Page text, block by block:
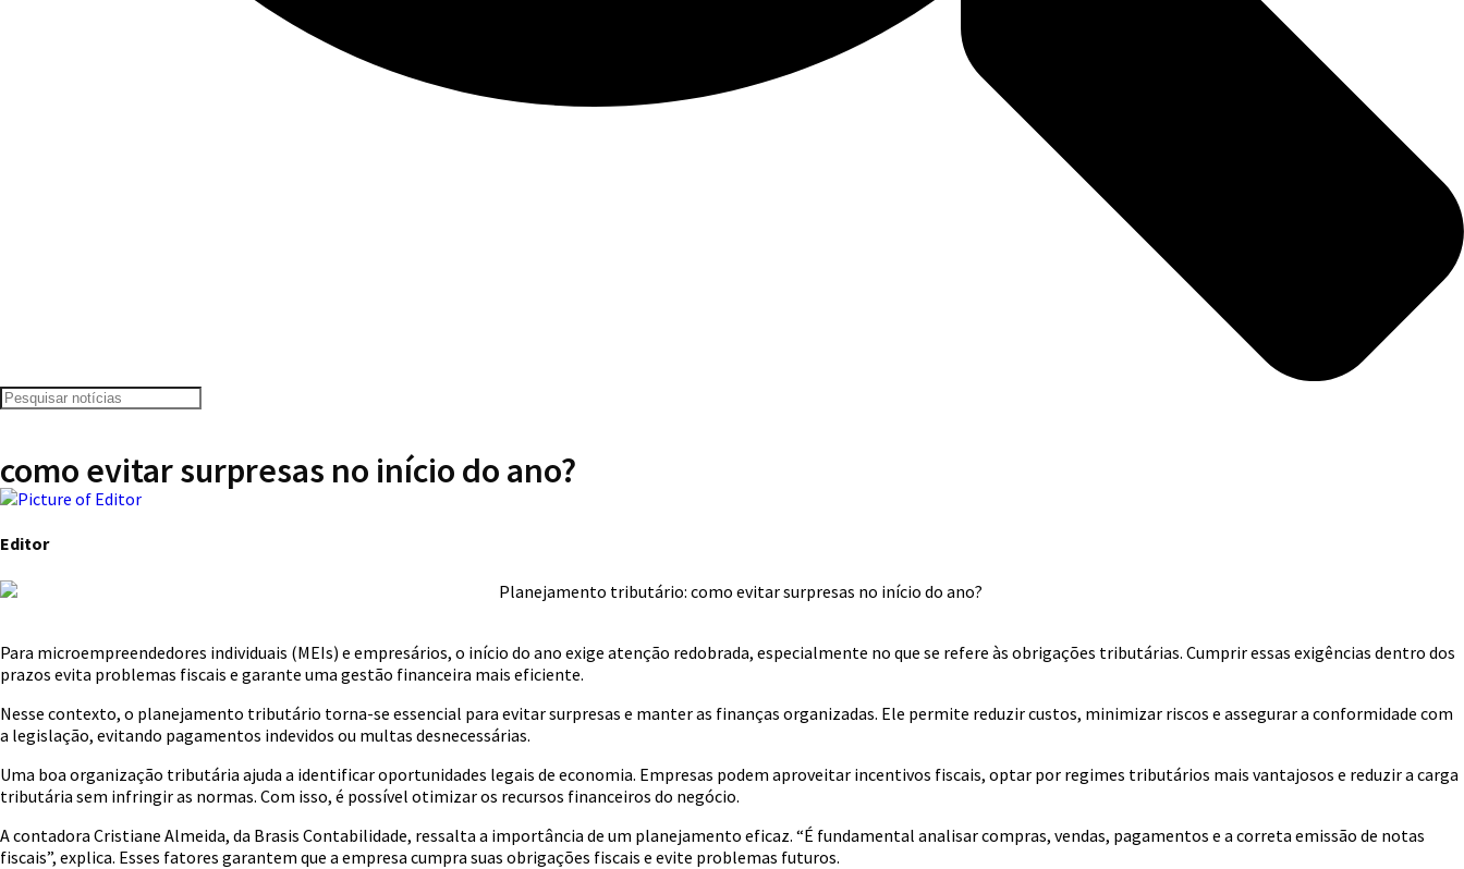
como evitar surpresas no início do ano?
Editor
Para microempreendedores individuais (MEIs) e empresários, o início do ano exige atenção redobrada, especialmente no que se refere às obrigações tributárias. Cumprir essas exigências dentro dos
prazos evita problemas fiscais e garante uma gestão financeira mais eficiente.
Nesse contexto, o planejamento tributário torna-se essencial para evitar surpresas e manter as finanças organizadas. Ele permite reduzir custos, minimizar riscos e assegurar a conformidade com
a legislação, evitando pagamentos indevidos ou multas desnecessárias.
Uma boa organização tributária ajuda a identificar oportunidades legais de economia. Empresas podem aproveitar incentivos fiscais, optar por regimes tributários mais vantajosos e reduzir a carga
tributária sem infringir as normas. Com isso, é possível otimizar os recursos financeiros do negócio.
A contadora Cristiane Almeida, da Brasis Contabilidade, ressalta a importância de um planejamento eficaz. “É fundamental analisar compras, vendas, pagamentos e a correta emissão de notas
fiscais”, explica. Esses fatores garantem que a empresa cumpra suas obrigações fiscais e evite problemas futuros.